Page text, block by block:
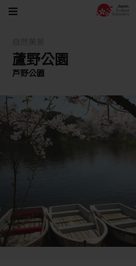
蘆野公園
芦野公園